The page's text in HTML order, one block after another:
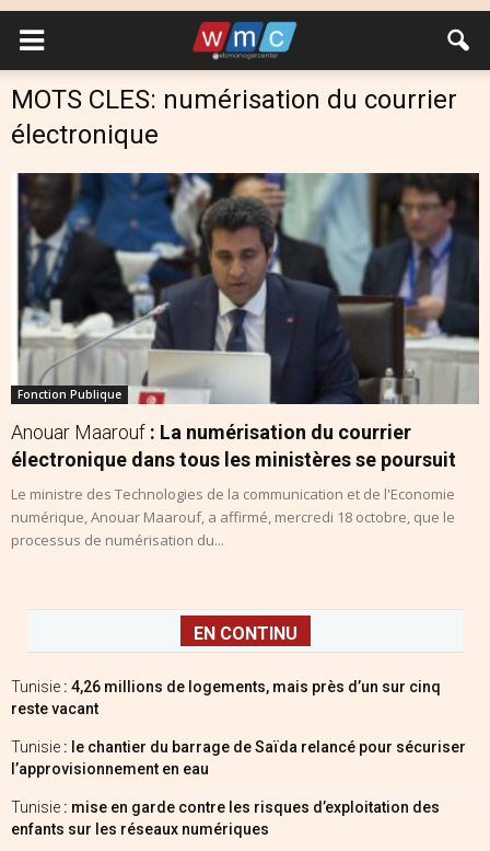
MOTS CLES: numérisation du courrier
électronique
Fonction Publique
Anouar Maarouf : La numérisation du courrier
électronique dans tous les ministères se poursuit
Le ministre des Technologies de la communication et de l'Economie
numérique, Anouar Maarouf, a affirmé, mercredi 18 octobre, que le
processus de numérisation du...
EN CONTINU
Tunisie : 4,26 millions de logements, mais près d’un sur cinq
reste vacant
Tunisie : le chantier du barrage de Saïda relancé pour sécuriser
l’approvisionnement en eau
Tunisie : mise en garde contre les risques d’exploitation des
enfants sur les réseaux numériques